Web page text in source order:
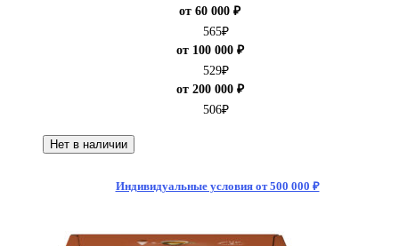
от 60 000 ₽
565₽
от 100 000 ₽
529₽
от 200 000 ₽
506₽
Нет в наличии
Индивидуальные условия от 500 000 ₽